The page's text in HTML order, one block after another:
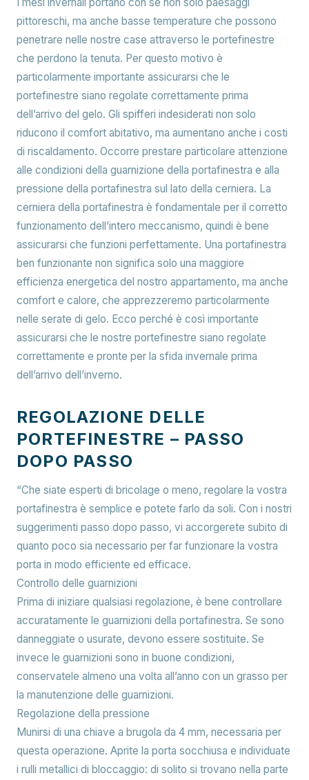
pittoreschi, ma anche basse temperature che possono
penetrare nelle nostre case attraverso le portefinestre
che perdono la tenuta. Per questo motivo è
particolarmente importante assicurarsi che le
portefinestre siano regolate correttamente prima
dell’arrivo del gelo. Gli spifferi indesiderati non solo
riducono il comfort abitativo, ma aumentano anche i costi
di riscaldamento. Occorre prestare particolare attenzione
alle condizioni della guarnizione della portafinestra e alla
pressione della portafinestra sul lato della cerniera. La
cerniera della portafinestra è fondamentale per il corretto
funzionamento dell’intero meccanismo, quindi è bene
assicurarsi che funzioni perfettamente. Una portafinestra
ben funzionante non significa solo una maggiore
efficienza energetica del nostro appartamento, ma anche
comfort e calore, che apprezzeremo particolarmente
nelle serate di gelo. Ecco perché è così importante
assicurarsi che le nostre portefinestre siano regolate
correttamente e pronte per la sfida invernale prima
dell’arrivo dell’inverno.
REGOLAZIONE DELLE
PORTEFINESTRE – PASSO
DOPO PASSO
“Che siate esperti di bricolage o meno, regolare la vostra
portafinestra è semplice e potete farlo da soli. Con i nostri
suggerimenti passo dopo passo, vi accorgerete subito di
quanto poco sia necessario per far funzionare la vostra
porta in modo efficiente ed efficace.
Controllo delle guarnizioni
Prima di iniziare qualsiasi regolazione, è bene controllare
accuratamente le guarnizioni della portafinestra. Se sono
danneggiate o usurate, devono essere sostituite. Se
invece le guarnizioni sono in buone condizioni,
conservatele almeno una volta all’anno con un grasso per
la manutenzione delle guarnizioni.
Regolazione della pressione
Munirsi di una chiave a brugola da 4 mm, necessaria per
questa operazione. Aprite la porta socchiusa e individuate
i rulli metallici di bloccaggio: di solito si trovano nella parte